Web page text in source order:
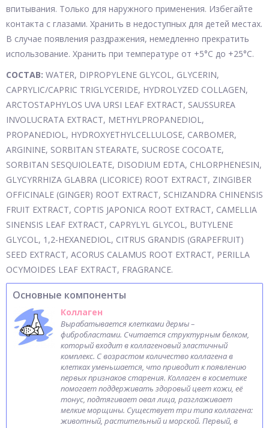
впитывания. Только для наружного применения. Избегайте
контакта с глазами. Хранить в недоступных для детей местах.
В случае появления раздражения, немедленно прекратить
использование. Хранить при температуре от +5°С до +25°С.
СОСТАВ: WATER, DIPROPYLENE GLYCOL, GLYCERIN,
CAPRYLIC/CAPRIC TRIGLYCERIDE, HYDROLYZED COLLAGEN,
ARCTOSTAPHYLOS UVA URSI LEAF EXTRACT, SAUSSUREA
INVOLUCRATA EXTRACT, METHYLPROPANEDIOL,
PROPANEDIOL, HYDROXYETHYLCELLULOSE, CARBOMER,
ARGININE, SORBITAN STEARATE, SUCROSE COCOATE,
SORBITAN SESQUIOLEATE, DISODIUM EDTA, CHLORPHENESIN,
GLYCYRRHIZA GLABRA (LICORICE) ROOT EXTRACT, ZINGIBER
OFFICINALE (GINGER) ROOT EXTRACT, SCHIZANDRA CHINENSIS
FRUIT EXTRACT, COPTIS JAPONICA ROOT EXTRACT, CAMELLIA
SINENSIS LEAF EXTRACT, CAPRYLYL GLYCOL, BUTYLENE
GLYCOL, 1,2-HEXANEDIOL, CITRUS GRANDIS (GRAPEFRUIT)
SEED EXTRACT, ACORUS CALAMUS ROOT EXTRACT, PERILLA
OCYMOIDES LEAF EXTRACT, FRAGRANCE.
Основные компоненты
Коллаген
Вырабатывается клетками дермы –
фибробластами. Считается структурным белком,
который входит в коллагеновый эластичный
комплекс. С возрастом количество коллагена в
клетках уменьшается, что приводит к появлению
первых признаков старения. Коллаген в косметике
помогает поддерживать здоровый цвет кожи, её
тонус, подтягивает овал лица, разглаживает
мелкие морщины. Существует три типа коллагена:
животный, растительный и морской. Первый, в